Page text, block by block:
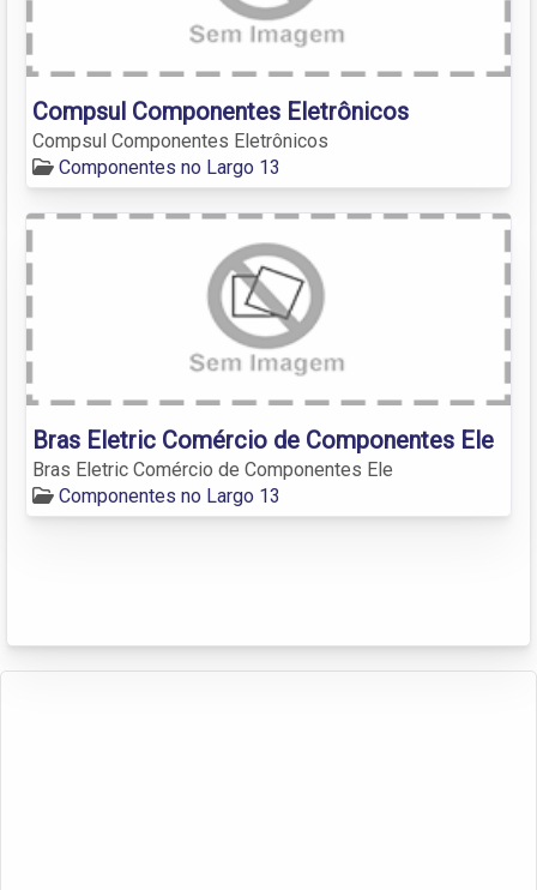
Compsul Componentes Eletrônicos
Compsul Componentes Eletrônicos
Componentes no Largo 13
Bras Eletric Comércio de Componentes Ele
Bras Eletric Comércio de Componentes Ele
Componentes no Largo 13